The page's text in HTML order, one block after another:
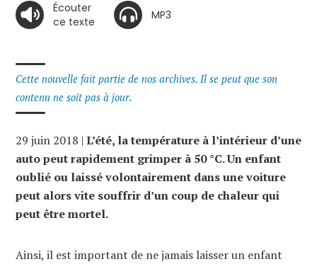
Écouter
ce texte
MP3
Cette nouvelle fait partie de nos archives. Il se peut que son
contenu ne soit pas à jour.
29 juin 2018 | L’été, la température à l’intérieur d’une
auto peut rapidement grimper à 50 °C. Un enfant
oublié ou laissé volontairement dans une voiture
peut alors vite souffrir d’un coup de chaleur qui
peut être mortel.
Ainsi, il est important de ne jamais laisser un enfant